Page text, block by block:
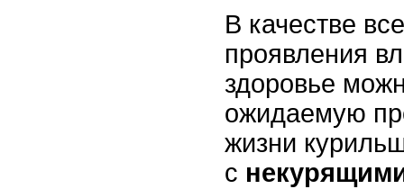
В качестве
проявления
здоровье
ожидаемую
жизни
с